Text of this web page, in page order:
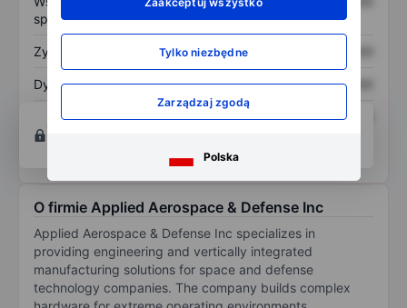
Tylko niezbędne
Zarządzaj zgodą
Polska
sprzedaży
Zysk na akcję XXXXXXX
Dywidenda na akcję XXXXXXX XXXXXXX
Zwrot z kapitału
własnego
XXXXXXX XXXXXXX
Otwórz konto
O firmie Applied Aerospace & Defense Inc
Applied Aerospace & Defense Inc specializes in
providing engineering and vertically integrated
manufacturing solutions for space and defense
technology companies. The company builds complex